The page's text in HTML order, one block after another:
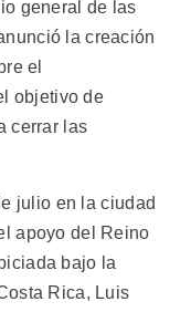
general de las
la creación
el
objetivo de
cerrar las
julio en la ciudad
apoyo del Reino
bajo la
Rica, Luis